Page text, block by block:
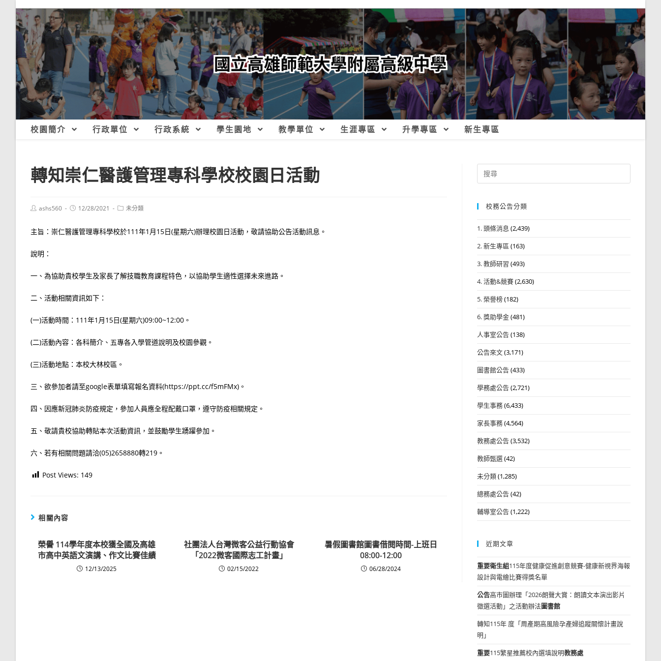
校園簡介 行政單位 行政系統 學生園地 教學單位 生涯專區 升學專區 新生專區
轉知崇仁醫護管理專科學校校園日活動
Postashs560
Post12/28/2021
Post未分類
主旨：崇仁醫護管理專科學校於111年1月15日(星期六)辦理校園日活動，敬請協助公告活動訊息。
說明：
一、為協助貴校學生及家長了解技職教育課程特色，以協助學生適性選擇未來進路。
二、活動相關資訊如下：
(一)活動時間：111年1月15日(星期六)09:00~12:00。
(二)活動內容：各科簡介、五專各入學管道說明及校園參觀。
(三)活動地點：本校大林校區。
三、欲參加者請至google表單填寫報名資料(https://ppt.cc/f5mFMx)。
四、因應新冠肺炎防疫規定，參加人員應全程配戴口罩，遵守防疫相關規定。
五、敬請貴校協助轉貼本次活動資訊，並鼓勵學生踴躍參加。
六、若有相關問題請洽(05)2658880轉219。
Post Views: 149
相關內容
榮譽114學年度本校獲全國及高雄
市高中英語文演講、作文比賽佳績
12/13/2025
社團法人台灣微客公益行動協會
「2022微客國際志工計畫」
02/15/2022
暑假圖書館圖書借閱時間-上班日
08:00-12:00
06/28/2024
Search
for:
校務公告分類
1. 頭條消息 (2,439)
2. 新生專區 (163)
3. 教師研習 (493)
4. 活動&競賽(2,630)
5. 榮譽榜(182)
6. 獎助學金(481)
人事室公告(138)
公告來文(3,171)
圖書館公告(433)
學務處公告(2,721)
學生事務(6,433)
家長事務(4,564)
教務處公告(3,532)
教師甄選(42)
未分類(1,285)
總務處公告(42)
輔導室公告(1,222)
近期文章
重要衛生組115年度健康促進創意競賽-健康新視界海報
設計與電繪比賽得獎名單
公告高市圖辦理「2026朗聲大賞：朗讀文本演出影片
徵選活動」之活動辦法圖書館
轉知115年 度「周產期高風險孕產婦追蹤關懷計畫說
明」
重要115繁星推薦校內選填說明教務處